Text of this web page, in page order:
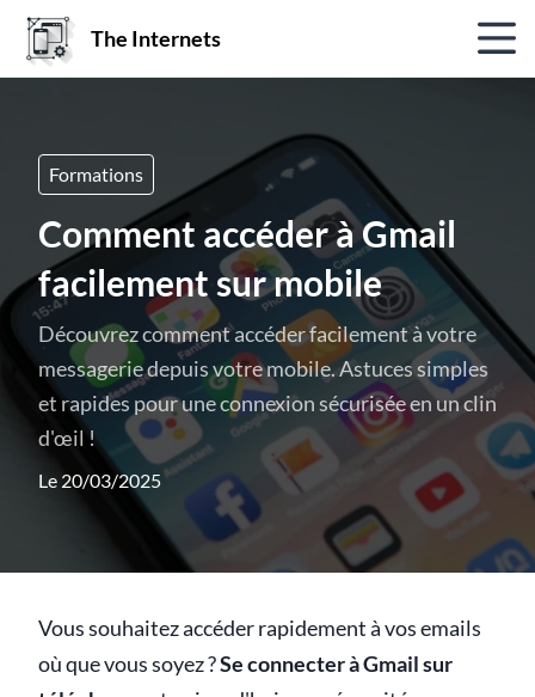
The Internets
Formations
Comment accéder à Gmail
facilement sur mobile
Découvrez comment accéder facilement à votre
messagerie depuis votre mobile. Astuces simples
et rapides pour une connexion sécurisée en un clin
d'œil !
Le 20/03/2025
Vous souhaitez accéder rapidement à vos emails
où que vous soyez ?Se connecter à Gmail sur